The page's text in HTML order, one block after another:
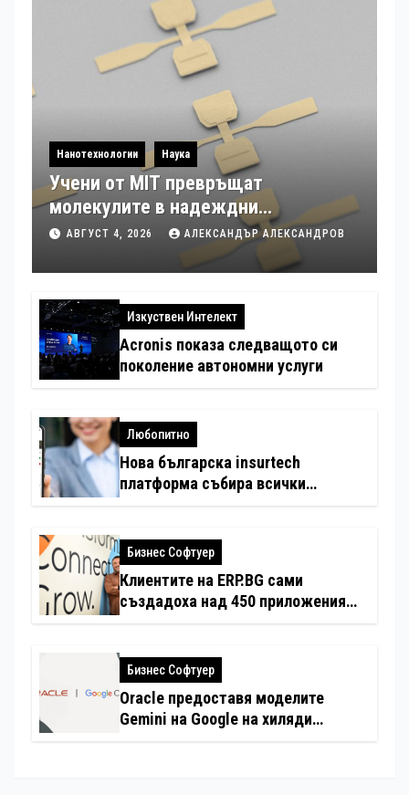
Нанотехнологии Наука
Учени от MIT превръщат
молекулите в надеждни
електронни устройства
АВГУСТ 4, 2026 АЛЕКСАНДЪР АЛЕКСАНДРОВ
Изкуствен Интелект
Acronis показа следващото си
поколение автономни услуги
Любопитно
Нова българска insurtech
платформа събира всички
Бизнес Софтуер
Клиентите на ERP.BG сами
създадоха над 450 приложения
интелект
Бизнес Софтуер
Oracle предоставя моделите
Gemini на Google на хиляди